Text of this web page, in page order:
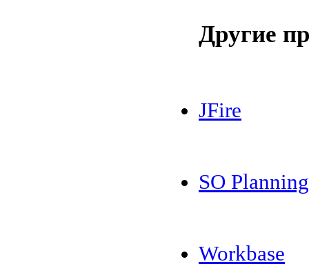
Другие
JFire
SO Planning
Workbase